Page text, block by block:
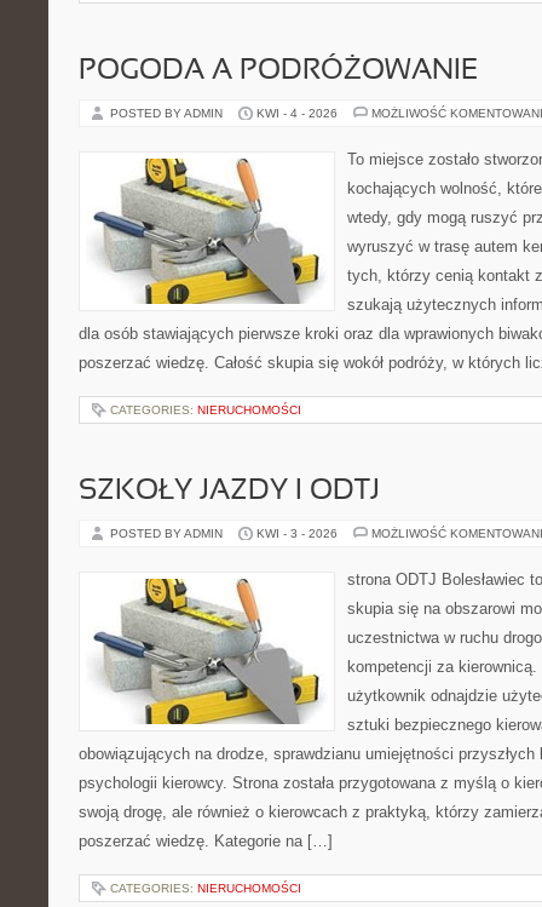
POGODA A PODRÓŻOWANIE
POSTED BY ADMIN KWI - 4 - 2026 MOŻLIWOŚĆ
To miejsce zostało
kochających wolność,
wtedy, gdy mogą ruszyć
wyruszyć w trasę autem
tych, którzy cenią kontakt
szukają użytecznych
dla osób stawiających pierwsze kroki oraz dla wprawionych
poszerzać wiedzę. Całość skupia się wokół podróży, w których
CATEGORIES: NIERUCHOMOŚCI
SZKOŁY JAZDY I ODTJ
POSTED BY ADMIN KWI - 3 - 2026 MOŻLIWOŚĆ
strona ODTJ Bolesławiec
skupia się na obszarowi
uczestnictwa w ruchu
kompetencji za
użytkownik odnajdzie
sztuki bezpiecznego
obowiązujących na drodze, sprawdzianu umiejętności przyszłych
psychologii kierowcy. Strona została przygotowana z myślą o
swoją drogę, ale również o kierowcach z praktyką, którzy
poszerzać wiedzę. Kategorie na […]
CATEGORIES: NIERUCHOMOŚCI